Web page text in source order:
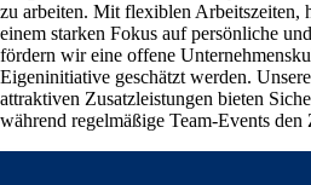
zu arbeiten. Mit flexiblen Arbeitszeiten,
einem starken Fokus auf persönliche
fördern wir eine offene
Eigeninitiative geschätzt werden.
attraktiven Zusatzleistungen bieten
während regelmäßige Team-Events den